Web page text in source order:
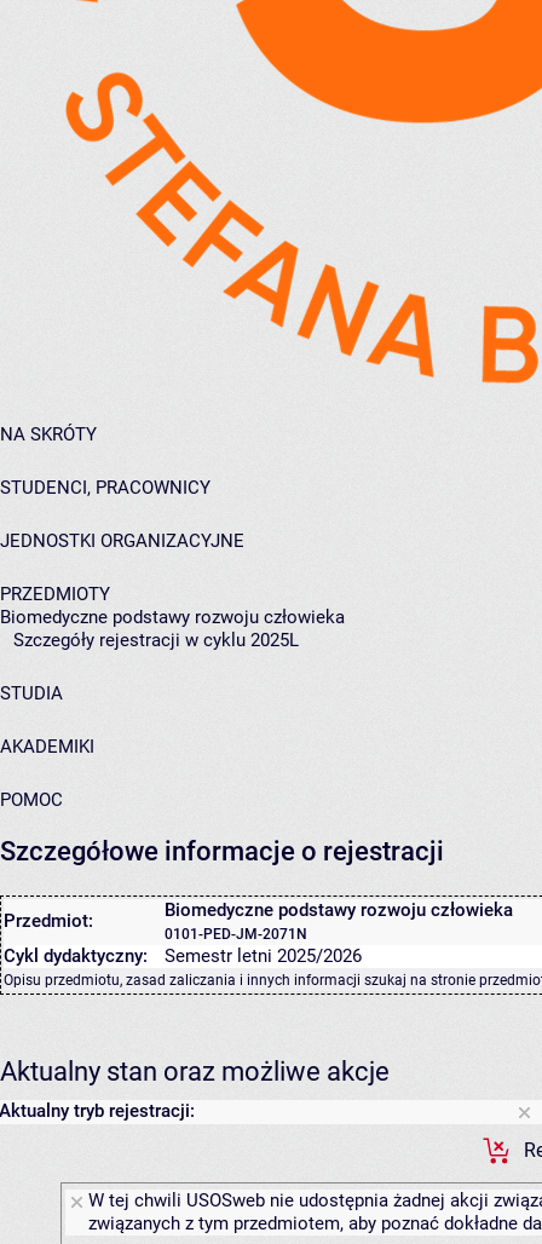
NA SKRÓTY
STUDENCI, PRACOWNICY
JEDNOSTKI ORGANIZACYJNE
PRZEDMIOTY
Biomedyczne podstawy rozwoju człowieka
Szczegóły rejestracji w cyklu 2025L
STUDIA
AKADEMIKI
POMOC
Szczegółowe informacje o rejestracji
Przedmiot: Biomedyczne podstawy rozwoju człowieka
0101-PED-JM-2071N
Cykl dydaktyczny: Semestr letni 2025/2026
Opisu przedmiotu, zasad zaliczania i innych informacji szukaj na stronie
Aktualny stan oraz możliwe akcje
Aktualny tryb rejestracji:
W tej chwili USOSweb nie udostępnia żadnej akcji
związanych z tym przedmiotem, aby poznać dokładne